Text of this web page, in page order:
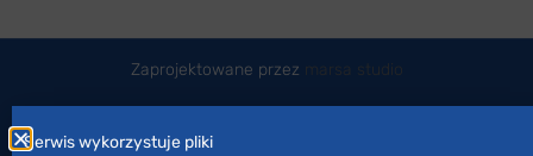
Zaprojektowane przez marsa studio
Serwis wykorzystuje pliki